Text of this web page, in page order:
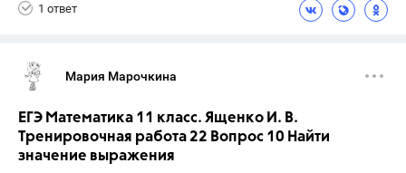
1 ответ
Мария Марочкина
ЕГЭ Математика 11 класс. Ященко И. В.
Тренировочная работа 22 Вопрос 10 Найти
значение выражения